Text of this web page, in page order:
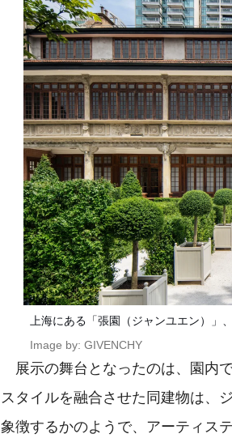
上海にある「張園（ジャンユエン）」
Image by: GIVENCHY
展示の舞台となったのは、園内
スタイルを融合させた同建物は、
象徴するかのようで、アーティス